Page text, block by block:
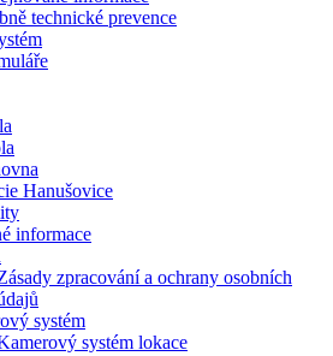
technické prevence
Hanušovice
informace
zpracování a ochrany osobních
systém
systém lokace